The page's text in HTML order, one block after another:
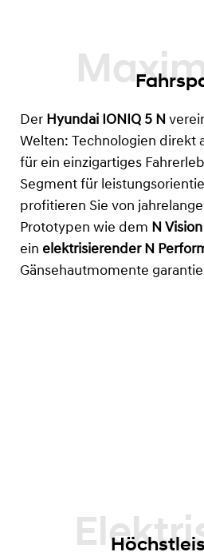
Der Hyundai IONIQ 5 N
Welten: Technologien direkt
für ein einzigartiges
Segment für
profitieren Sie von
Prototypen wie dem N
ein elektrisierender N
Gänsehautmomente